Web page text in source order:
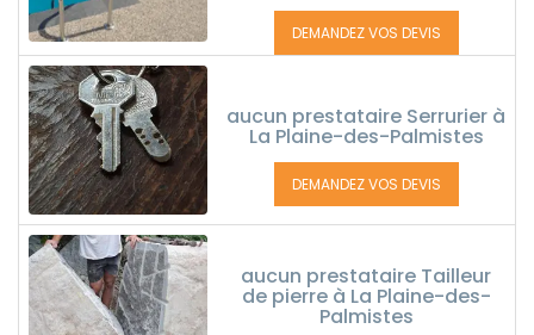
DEMANDEZ VOS DEVIS
aucun prestataire Serrurier à
La Plaine-des-Palmistes
DEMANDEZ VOS DEVIS
aucun prestataire Tailleur
de pierre à La Plaine-des-
Palmistes